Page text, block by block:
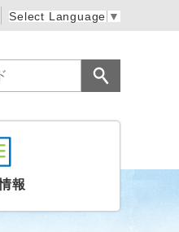
Select Language ▼
報